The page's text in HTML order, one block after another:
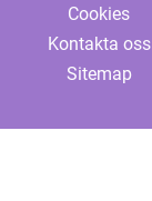
Cookies
Kontakta oss
Sitemap